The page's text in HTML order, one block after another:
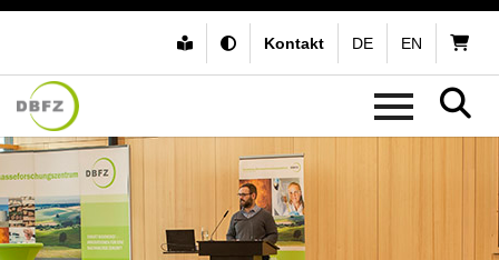
Kontakt DE EN